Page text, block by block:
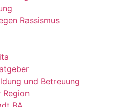
Rassismus
und Betreuung
Region